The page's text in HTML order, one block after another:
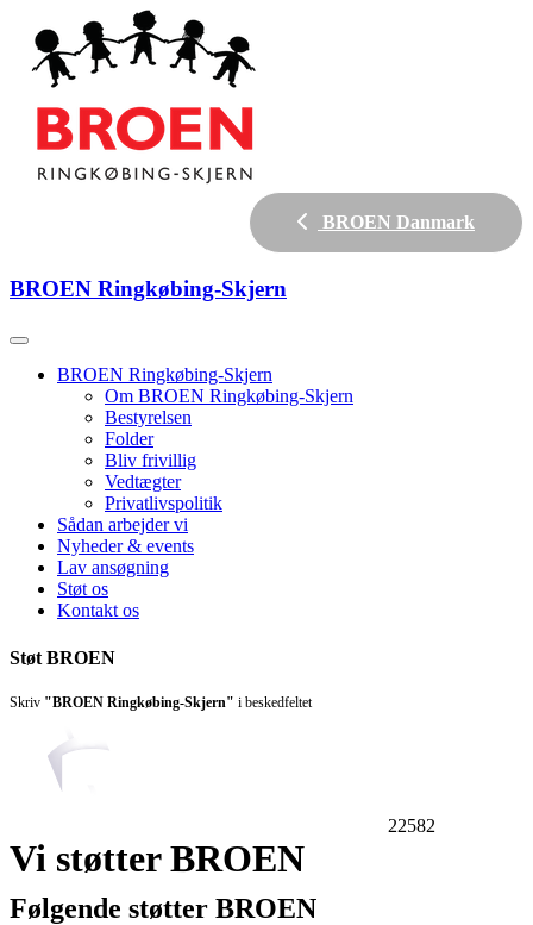
BROEN Danmark
BROEN Ringkøbing-Skjern
BROEN Ringkøbing-Skjern
Om BROEN Ringkøbing-Skjern
Bestyrelsen
Folder
Bliv frivillig
Vedtægter
Privatlivspolitik
Sådan arbejder vi
Nyheder & events
Lav ansøgning
Støt os
Kontakt os
Støt BROEN
Skriv "BROEN Ringkøbing-Skjern" i beskedfeltet
22582
Vi støtter BROEN
Følgende støtter BROEN